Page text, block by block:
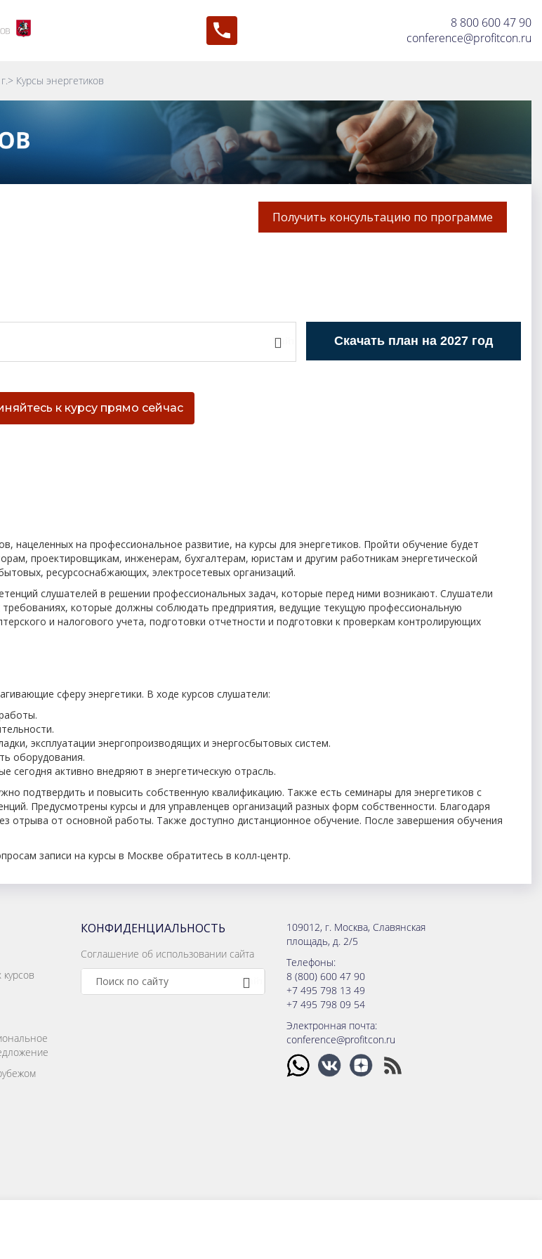
8 800 600 47 90
conference@profitcon.ru
B2B-клиентский сервис
Качество сервиса и лояльность
ПЕРЕПОДГОТОВКА
960 47 73 +7 967 285 62 31—
Ячменев Сергей
Напишите нам E-mail:
conference@profitcon.ru
> Курсы энергетиков
Получить консультацию по программе
Скачать план на 2027 год
к курсу прямо сейчас
нацеленных на профессиональное развитие, на курсы для энергетиков. Пройти обучение будет
проектировщикам, инженерам, бухгалтерам, юристам и другим работникам энергетической
ресурсоснабжающих, электросетевых организаций.
слушателей в решении профессиональных задач, которые перед ними возникают. Слушатели
которые должны соблюдать предприятия, ведущие текущую профессиональную
и налогового учета, подготовки отчетности и подготовки к проверкам контролирующих
сферу энергетики. В ходе курсов слушатели:
эксплуатации энергопроизводящих и энергосбытовых систем.
оборудования.
активно внедряют в энергетическую отрасль.
подтвердить и повысить собственную квалификацию. Также есть семинары для энергетиков с
Предусмотрены курсы и для управленцев организаций разных форм собственности. Благодаря
от основной работы. Также доступно дистанционное обучение. После завершения обучения
записи на курсы в Москве обратитесь в колл-центр.
КОНФИДЕНЦИАЛЬНОСТЬ
Соглашение об использовании сайта
109012, г. Москва, Славянская
площадь, д. 2/5
Телефоны:
8 (800) 600 47 90
+7 495 798 13 49
+7 495 798 09 54
Электронная почта:
conference@profitcon.ru